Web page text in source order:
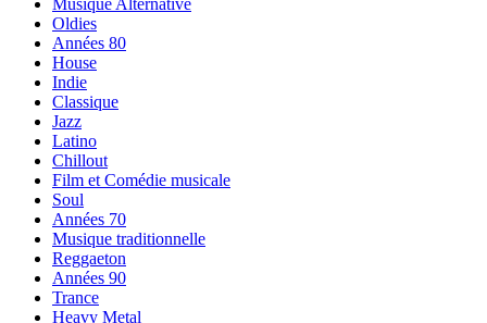
Musique Alternative
Oldies
Années 80
House
Indie
Classique
Jazz
Latino
Chillout
Film et Comédie musicale
Soul
Années 70
Musique traditionnelle
Reggaeton
Années 90
Trance
Heavy Metal